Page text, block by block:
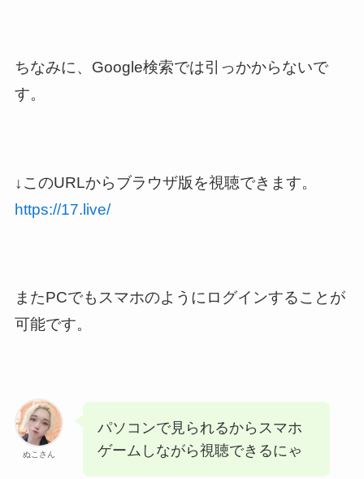
ちなみに、Google検索では引っかからないで
す。
↓このURLからブラウザ版を視聴できます。
https://17.live/
またPCでもスマホのようにログインすることが
可能です。
ぬこさん
パソコンで見られるからスマホ
ゲームしながら視聴できるにゃ